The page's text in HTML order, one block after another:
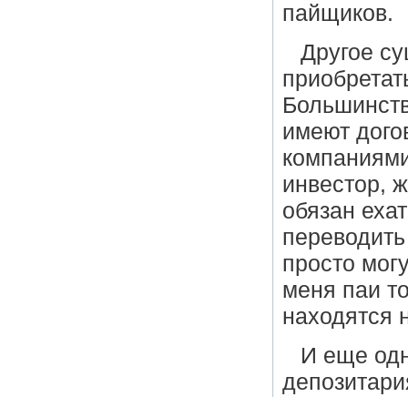
пайщиков.
Другое
имеют
инвестор,
обязан
просто
меня паи
находятся
И еще